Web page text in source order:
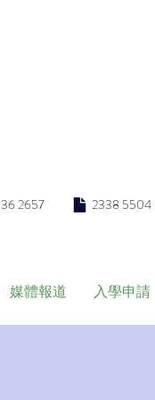
2657 2338 5504
媒體報道 入學申請